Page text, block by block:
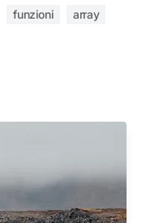
funzioni
array